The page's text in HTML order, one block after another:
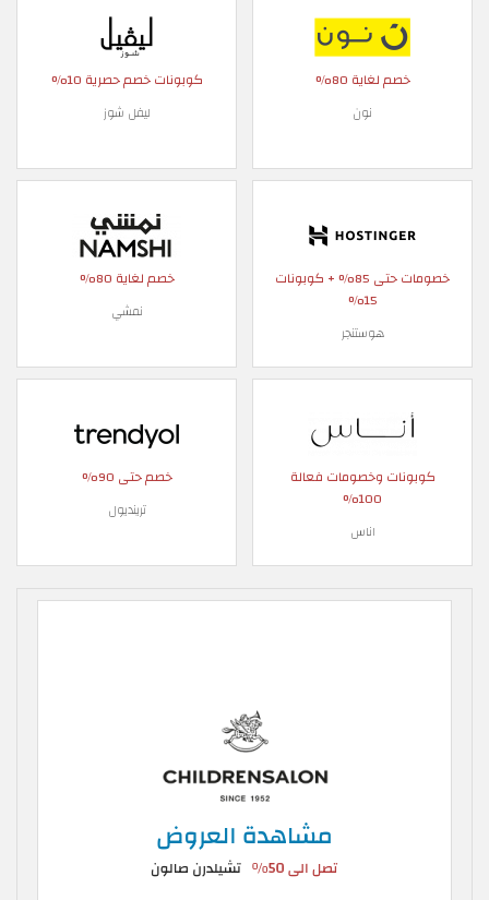
خصم لغاية 80%
نون
كوبونات خصم حصرية 10%
ليفل شوز
خصومات حتى 85% + كوبونات
15%
هوستنجر
خصم لغاية 80%
نمشي
كوبونات وخصومات فعالة
100%
اناس
خصم حتى 90%
ترينديول